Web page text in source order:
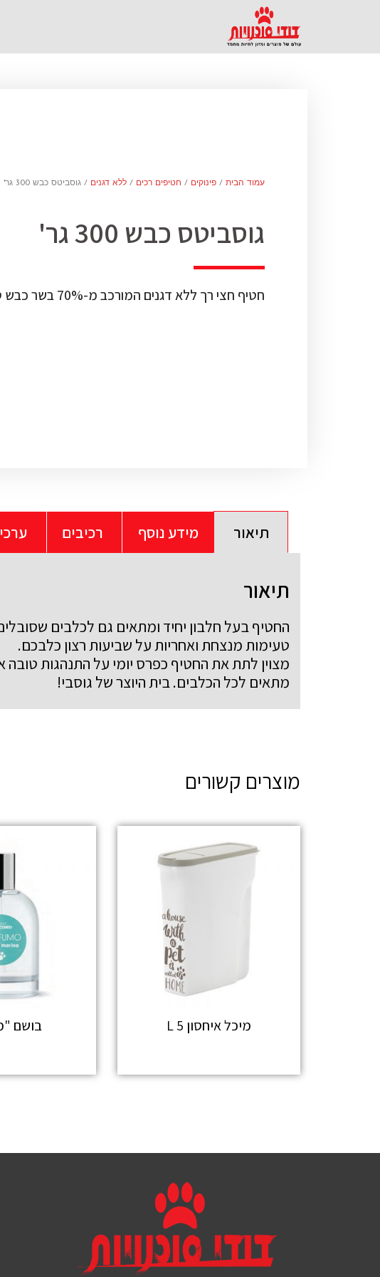
עמוד הבית / פינוקים / חטיפים רכים / ללא דגנים / גוסביטס כבש 300 גר'
גוסביטס כבש 300 גר'
חטיף חצי רך ללא דגנים המורכב מ-70% בשר כבש טרי.
תיאור מידע נוסף רכיבים
תיאור
החטיף בעל חלבון יחיד ומתאים גם לכלבים
טעימות מנצחת ואחריות על שביעות רצון כלבכם.
מצוין לתת את החטיף כפרס יומי על התנהגות טובה
מתאים לכל הכלבים. בית היוצר של גוסבי!
מוצרים קשורים
מיכל איחסון 5 L בושם